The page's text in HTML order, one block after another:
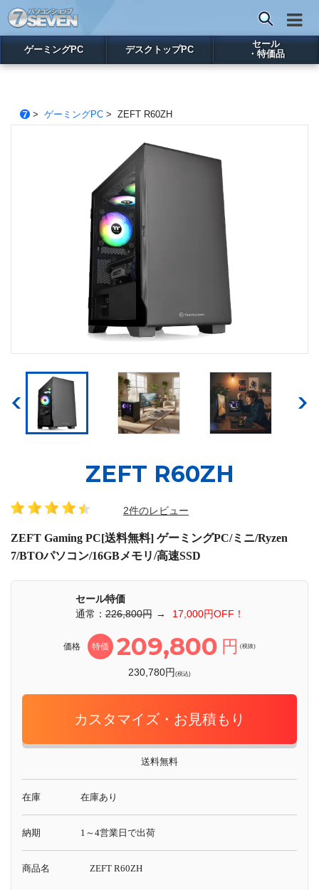
ゲーミングPC デスクトップPC
セール
・特価品
> ゲーミングPC> ZEFT R60ZH
ZEFT R60ZH
2件のレビュー
ZEFT Gaming PC[送料無料] ゲーミングPC/ミニ/Ryzen
7/BTOパソコン/16GBメモリ/高速SSD
セール特価
通常：226,800円 → 17,000円OFF！
価格 特価 209,800 円 (税抜)
230,780円(税込)
カスタマイズ・お見積もり
送料無料
在庫 在庫あり
納期 1～4営業日で出荷
商品名 ZEFT R60ZH